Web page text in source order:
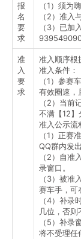
报
名
要
求
（1）须为
（2）准入
（3）已
939549090
准
入
要
求
准入顺序根
准入条件：
（1）参赛
有效圈速，
（2）当前
不满【12】
准入公示流
（1）正赛
QQ群内发出
（2）自准
录窗口。
（3）被准
赛车手，可
（4）补录
几位，否则
（5）补录
将不受理任